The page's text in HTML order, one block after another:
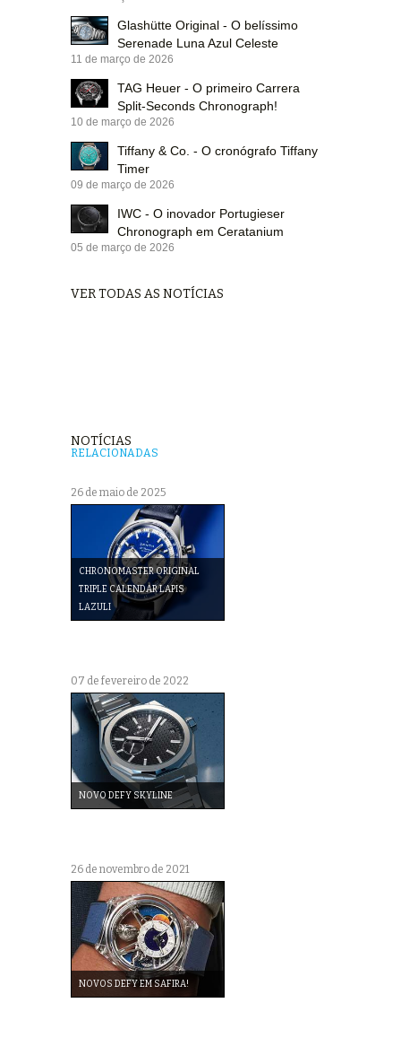
Glashütte Original - O belíssimo
Serenade Luna Azul Celeste
11 de março de 2026
TAG Heuer - O primeiro Carrera
Split-Seconds Chronograph!
10 de março de 2026
Tiffany & Co. - O cronógrafo Tiffany
Timer
09 de março de 2026
IWC - O inovador Portugieser
Chronograph em Ceratanium
05 de março de 2026
VER TODAS AS NOTÍCIAS
NOTÍCIAS
RELACIONADAS
26 de maio de 2025
CHRONOMASTER ORIGINAL
TRIPLE CALENDAR LAPIS
LAZULI
07 de fevereiro de 2022
NOVO DEFY SKYLINE
26 de novembro de 2021
NOVOS DEFY EM SAFIRA!